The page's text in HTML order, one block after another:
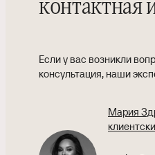
Если у вас возникли
консультация, наши
Мария